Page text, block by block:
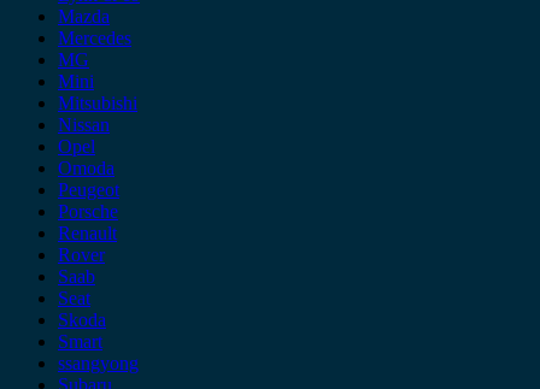
Mazda
Mercedes
MG
Mini
Mitsubishi
Nissan
Opel
Omoda
Peugeot
Porsche
Renault
Rover
Saab
Seat
Skoda
Smart
ssangyong
Subaru